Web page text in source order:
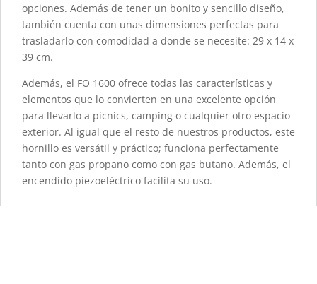
opciones. Además de tener un bonito y sencillo diseño,
también cuenta con unas dimensiones perfectas para
trasladarlo con comodidad a donde se necesite: 29 x 14 x
39 cm.
Además, el FO 1600 ofrece todas las características y
elementos que lo convierten en una excelente opción
para llevarlo a picnics, camping o cualquier otro espacio
exterior. Al igual que el resto de nuestros productos, este
hornillo es versátil y práctico; funciona perfectamente
tanto con gas propano como con gas butano. Además, el
encendido piezoeléctrico facilita su uso.